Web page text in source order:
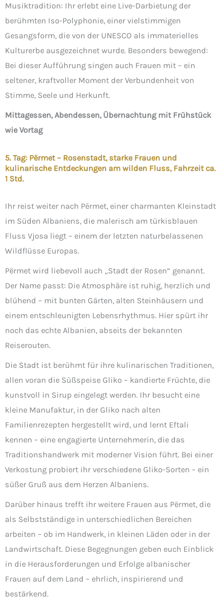
Musiktradition: Ihr erlebt eine Live-Darbietung der
berühmten Iso-Polyphonie, einer vielstimmigen
Gesangsform, die von der UNESCO als immaterielles
Kulturerbe ausgezeichnet wurde. Besonders bewegend:
Bei dieser Aufführung singen auch Frauen mit – ein
seltener, kraftvoller Moment der Verbundenheit von
Stimme, Seele und Herkunft.
Mittagessen, Abendessen, Übernachtung mit Frühstück
wie Vortag
5. Tag: Përmet – Rosenstadt, starke Frauen und
kulinarische Entdeckungen am wilden Fluss, Fahrzeit ca.
1 Std.
Ihr reist weiter nach Përmet, einer charmanten Kleinstadt
im Süden Albaniens, die malerisch am türkisblauen
Fluss Vjosa liegt – einem der letzten naturbelassenen
Wildflüsse Europas.
Përmet wird liebevoll auch „Stadt der Rosen“ genannt.
Der Name passt: Die Atmosphäre ist ruhig, herzlich und
blühend – mit bunten Gärten, alten Steinhäusern und
einem entschleunigten Lebensrhythmus. Hier spürt ihr
noch das echte Albanien, abseits der bekannten
Reiserouten.
Die Stadt ist berühmt für ihre kulinarischen Traditionen,
allen voran die Süßspeise Gliko – kandierte Früchte, die
kunstvoll in Sirup eingelegt werden. Ihr besucht eine
kleine Manufaktur, in der Gliko nach alten
Familienrezepten hergestellt wird, und lernt Eftali
kennen – eine engagierte Unternehmerin, die das
Traditionshandwerk mit moderner Vision führt. Bei einer
Verkostung probiert ihr verschiedene Gliko-Sorten – ein
süßer Gruß aus dem Herzen Albaniens.
Darüber hinaus trefft ihr weitere Frauen aus Përmet, die
als Selbstständige in unterschiedlichen Bereichen
arbeiten – ob im Handwerk, in kleinen Läden oder in der
Landwirtschaft. Diese Begegnungen geben euch Einblick
in die Herausforderungen und Erfolge albanischer
Frauen auf dem Land – ehrlich, inspirierend und
bestärkend.